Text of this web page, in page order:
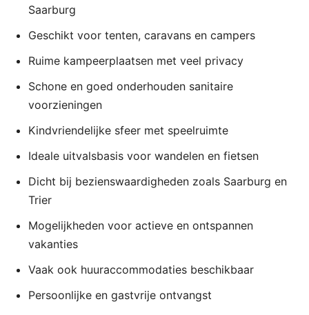
Saarburg
Geschikt voor tenten, caravans en campers
Ruime kampeerplaatsen met veel privacy
Schone en goed onderhouden sanitaire
voorzieningen
Kindvriendelijke sfeer met speelruimte
Ideale uitvalsbasis voor wandelen en fietsen
Dicht bij bezienswaardigheden zoals Saarburg en
Trier
Mogelijkheden voor actieve en ontspannen
vakanties
Vaak ook huuraccommodaties beschikbaar
Persoonlijke en gastvrije ontvangst